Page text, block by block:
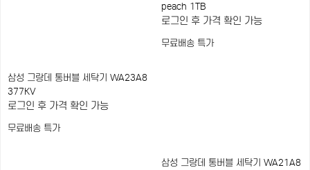
peach 1TB
로그인 후 가격 확인 가능
무료배송 특가
삼성 그랑데 통버블 세탁기 WA23A8
377KV
로그인 후 가격 확인 가능
무료배송 특가
삼성 그랑데 통버블 세탁기 WA21A8